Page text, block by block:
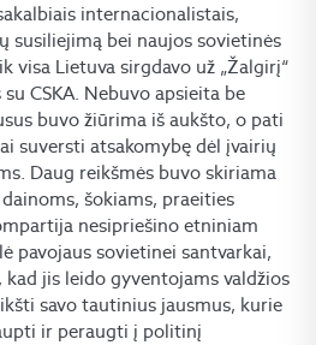
internacionalistais,
susiliejimą bei naujos sovietinės
visa Lietuva sirgdavo už „Žalgirį“
CSKA. Nebuvo apsieita be
buvo žiūrima iš aukšto, o pati
suversti atsakomybę dėl įvairių
Daug reikšmės buvo skiriama
šokiams, praeities
nesipriešino etniniam
pavojaus sovietinei santvarkai,
jis leido gyventojams valdžios
savo tautinius jausmus, kurie
ir peraugti į politinį